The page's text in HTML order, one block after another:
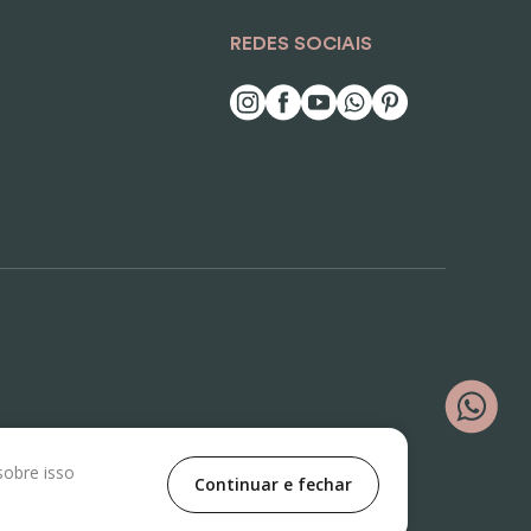
isso
Continuar e fechar
REDES SOCIAIS
Vila Jaguara, São Paulo/SP, CEP 05118-100